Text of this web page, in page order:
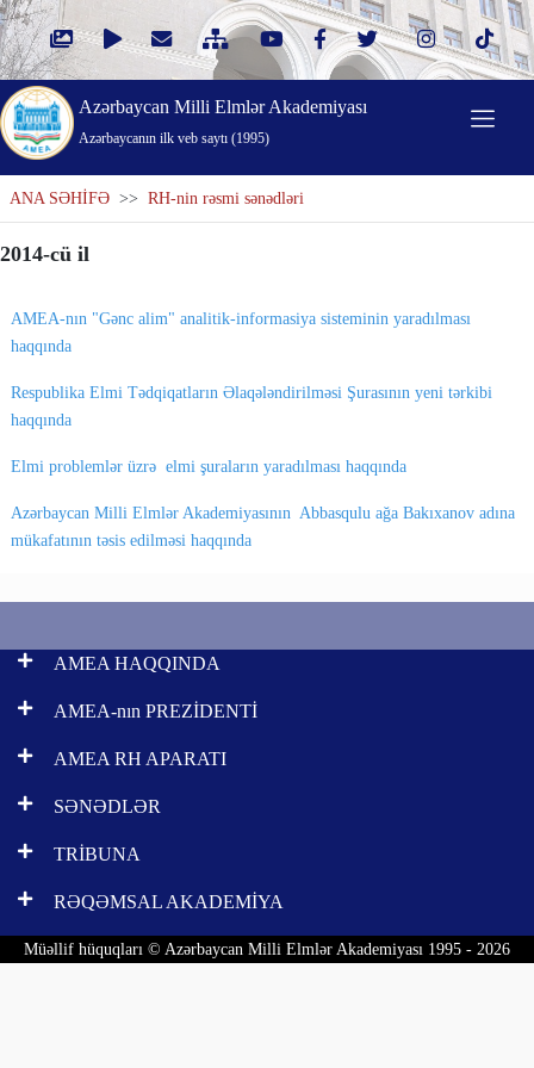
Azərbaycan Milli Elmlər Akademiyası
Azərbaycanın ilk veb saytı (1995)
ANA SƏHİFƏ >> RH-nin rəsmi sənədləri
2014-cü il
AMEA-nın "Gənc alim" analitik-informasiya sisteminin yaradılması
haqqında
Respublika Elmi Tədqiqatların Əlaqələndirilməsi Şurasının yeni tərkibi
haqqında
Elmi problemlər üzrə elmi şuraların yaradılması haqqında
Azərbaycan Milli Elmlər Akademiyasının Abbasqulu ağa Bakıxanov adına
mükafatının təsis edilməsi haqqında
AMEA HAQQINDA
AMEA-nın PREZİDENTİ
AMEA RH APARATI
SƏNƏDLƏR
TRİBUNA
RƏQƏMSAL AKADEMİYA
Müəllif hüquqları © Azərbaycan Milli Elmlər Akademiyası 1995 - 2026